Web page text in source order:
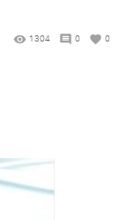
1304 0 0